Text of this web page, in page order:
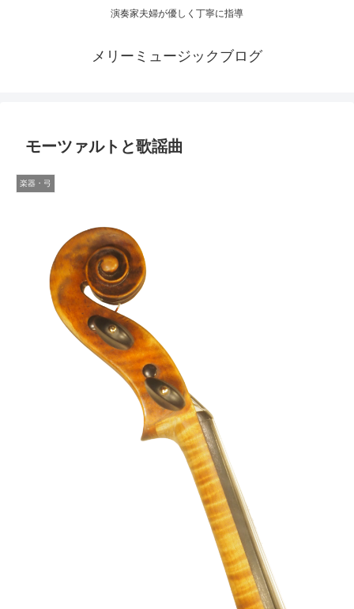
演奏家夫婦が優しく丁寧に指導
メリーミュージックブログ
モーツァルトと歌謡曲
楽器・弓